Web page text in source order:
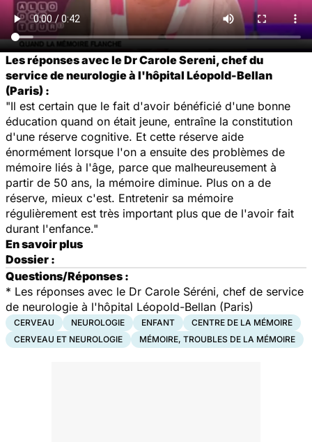
Les réponses avec le Dr Carole Sereni, chef du
service de neurologie à l'hôpital Léopold-Bellan
(Paris) :
"Il est certain que le fait d'avoir bénéficié d'une bonne
éducation quand on était jeune, entraîne la constitution
d'une réserve cognitive. Et cette réserve aide
énormément lorsque l'on a ensuite des problèmes de
mémoire liés à l'âge, parce que malheureusement à
partir de 50 ans, la mémoire diminue. Plus on a de
réserve, mieux c'est. Entretenir sa mémoire
régulièrement est très important plus que de l'avoir fait
durant l'enfance."
En savoir plus
Dossier :
Questions/Réponses :
* Les réponses avec le Dr Carole Séréni, chef de service
de neurologie à l'hôpital Léopold-Bellan (Paris)
CERVEAU NEUROLOGIE ENFANT
CENTRE DE LA MÉMOIRE
CERVEAU ET NEUROLOGIE
MÉMOIRE, TROUBLES DE LA MÉMOIRE